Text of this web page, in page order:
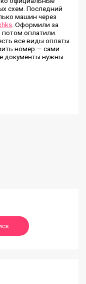
схем. Последний
машин через
. Оформили за
потом оплатили.
все виды оплаты.
номер — сами
документы нужны.